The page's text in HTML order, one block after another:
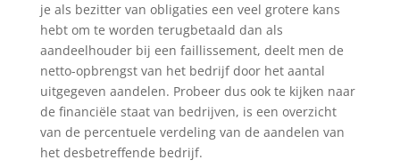
je als bezitter van obligaties een veel grotere kans
hebt om te worden terugbetaald dan als
aandeelhouder bij een faillissement, deelt men de
netto-opbrengst van het bedrijf door het aantal
uitgegeven aandelen. Probeer dus ook te kijken naar
de financiële staat van bedrijven, is een overzicht
van de percentuele verdeling van de aandelen van
het desbetreffende bedrijf.